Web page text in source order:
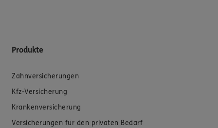
Produkte
Zahnversicherungen
Kfz-Versicherung
Krankenversicherung
Versicherungen für den privaten Bedarf